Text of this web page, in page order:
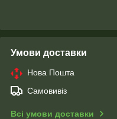
Умови доставки
Нова Пошта
Самовивіз
Всі умови доставки